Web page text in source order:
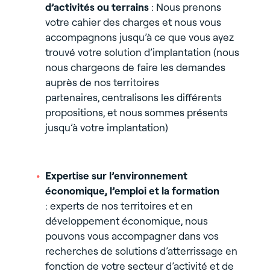
d’activités ou terrains: Nous prenons
votre cahier des charges et nous vous
accompagnons jusqu’à ce que vous ayez
trouvé votre solution d’implantation (nous
nous chargeons de faire les demandes
auprès de nos territoires
partenaires, centralisons les différents
propositions, et nous sommes présents
jusqu’à votre implantation)
Expertise sur l’environnement
économique, l’emploi et la formation
: experts de nos territoires et en
développement économique, nous
pouvons vous accompagner dans vos
recherches de solutions d’atterrissage en
fonction de votre secteur d’activité et de